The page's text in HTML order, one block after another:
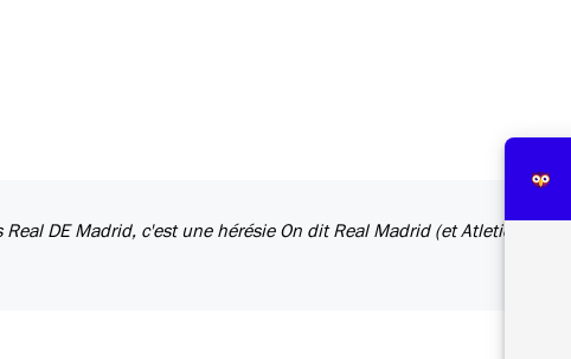
DE Madrid, c'est une hérésie On dit Real Madrid (et Atletico